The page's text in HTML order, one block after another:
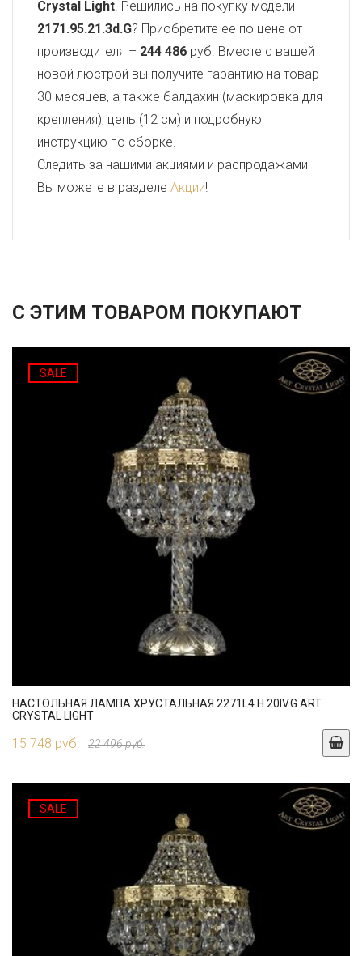
Crystal Light. Решились на покупку модели
2171.95.21.3d.G? Приобретите ее по цене от
производителя – 244 486 руб. Вместе с вашей
новой люстрой вы получите гарантию на товар
30 месяцев, а также балдахин (маскировка для
крепления), цепь (12 см) и подробную
инструкцию по сборке.
Следить за нашими акциями и распродажами
Вы можете в разделе Акции!
С ЭТИМ ТОВАРОМ ПОКУПАЮТ
SALE
НАСТОЛЬНАЯ ЛАМПА ХРУСТАЛЬНАЯ 2271L4.H.20IV.G ART
CRYSTAL LIGHT
15 748 руб. 22 496 руб.
SALE